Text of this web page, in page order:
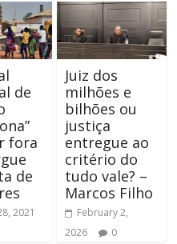
de
fora
de
2021
Juiz dos
milhões e
bilhões ou
justiça
entregue ao
critério do
tudo vale? –
Marcos Filho
February 2,
2026
0